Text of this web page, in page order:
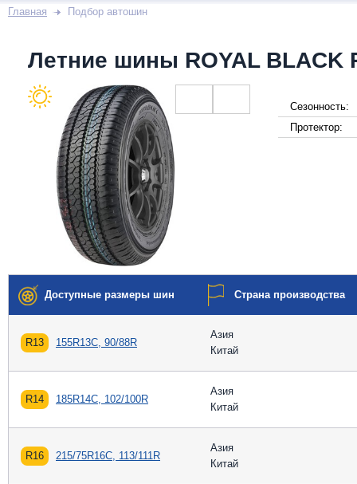
Главная Подбор автошин
Летние шины ROYAL BLACK
Сезонность:
Протектор:
Доступные размеры шин Страна производства
R13 155R13C, 90/88R
Азия
Китай
R14 185R14C, 102/100R
Азия
Китай
R16 215/75R16C, 113/111R
Азия
Китай